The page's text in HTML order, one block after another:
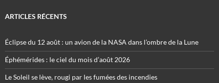
ARTICLES RÉCENTS
Éclipse du 12 août : un avion de la NASA dans l’ombre de la Lune
Éphémérides : le ciel du mois d’août 2026
Le Soleil se lève, rougi par les fumées des incendies